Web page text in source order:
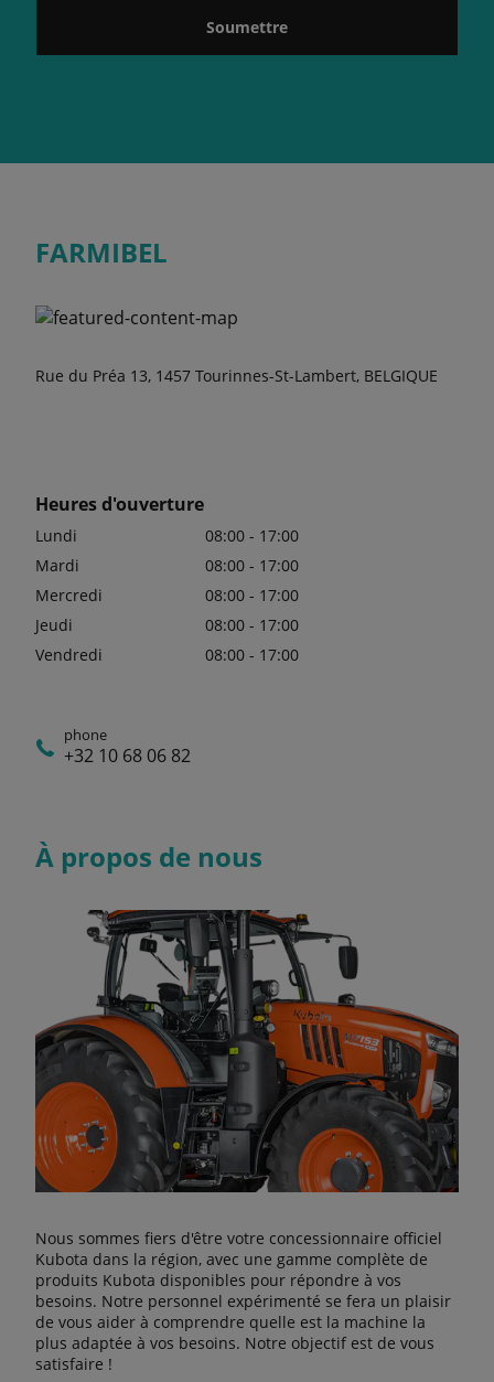
Soumettre
FARMIBEL
Rue du Préa 13, 1457 Tourinnes-St-Lambert, BELGIQUE
Heures d'ouverture
Lundi
08:00 - 17:00
Mardi
08:00 - 17:00
Mercredi
08:00 - 17:00
Jeudi
08:00 - 17:00
Vendredi
08:00 - 17:00
phone
+32 10 68 06 82
À propos de nous
Nous sommes fiers d'être votre concessionnaire officiel
Kubota dans la région, avec une gamme complète de
produits Kubota disponibles pour répondre à vos
besoins. Notre personnel expérimenté se fera un plaisir
de vous aider à comprendre quelle est la machine la
plus adaptée à vos besoins. Notre objectif est de vous
satisfaire !